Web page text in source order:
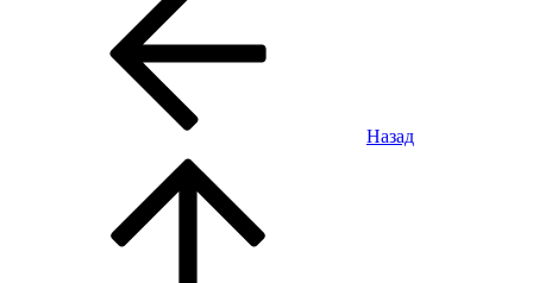
Назад